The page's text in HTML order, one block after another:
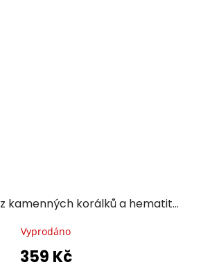
Náramek RONSI z kamenných korálků a hematitu se zlacenou chirurgickou ocelí - smaragdově zelený
Vyprodáno
359 Kč